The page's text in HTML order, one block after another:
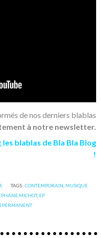
de nos derniers blablas
à notre newsletter.
les blablas de Bla Bla Blog
!
TAGS :CONTEMPORAIN MUSIQUE
MICHOT, EP
PERMANENT